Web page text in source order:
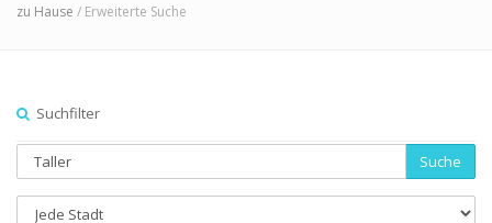
zu Hause / Erweiterte Suche
Suchfilter
Suche